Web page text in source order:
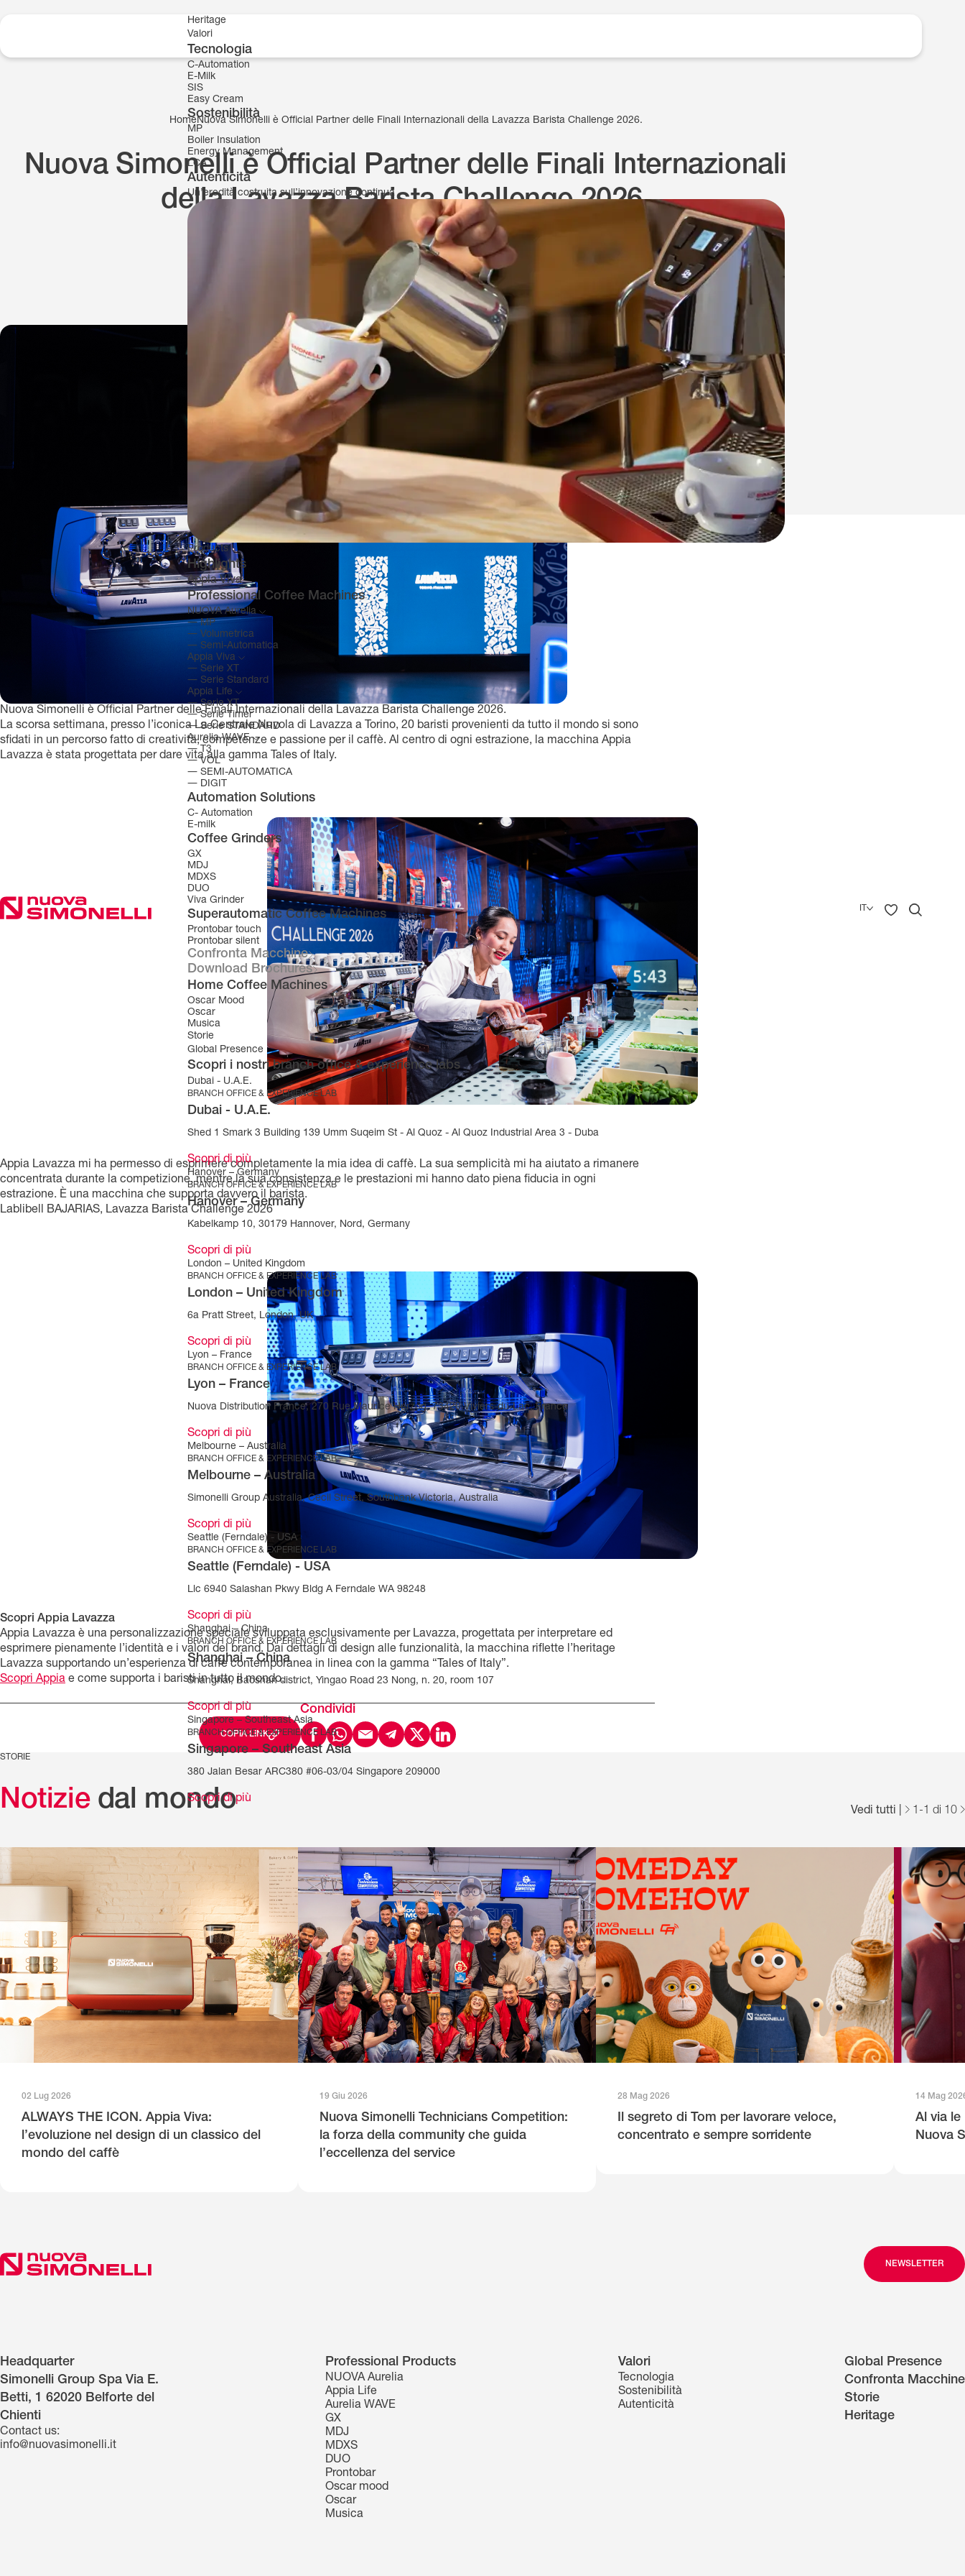
Heritage
Valori
Tecnologia
C-Automation
E-Milk
SIS
Easy Cream
Sostenibilità
MP
Boiler Insulation
Energy Management
LCA
Autenticità
Un’eredità costruita sull’innovazione continua
Products
Highlights
Appia Viva
Professional Coffee Machines
NUOVA Aurelia
―MP
― Volumetrica
― Semi-Automatica
Appia Viva
― Serie XT
― Serie Standard
Appia Life
―Serie XT
―Serie Timer
―Serie STANDARD
Aurelia WAVE
―T3
―VOL
― SEMI-AUTOMATICA
― DIGIT
Automation Solutions
C- Automation
E-milk
Coffee Grinders
GX
MDJ
MDXS
DUO
Viva Grinder
Superautomatic Coffee Machines
Prontobar touch
Prontobar silent
Confronta Macchine
Download Brochures
Home Coffee Machines
Oscar Mood
Oscar
Musica
Storie
Global Presence
Scopri i nostri branch office & experience labs
Dubai - U.A.E.
BRANCH OFFICE & EXPERIENCE LAB
Dubai - U.A.E.
Shed 1 Smark 3 Building 139 Umm Suqeim St - Al Quoz - Al Quoz Industrial Area 3 - Duba
Scopri di più
Hanover – Germany
BRANCH OFFICE & EXPERIENCE LAB
Hanover – Germany
Kabelkamp 10, 30179 Hannover, Nord, Germany
Scopri di più
London – United Kingdom
BRANCH OFFICE & EXPERIENCE LAB
London – United Kingdom
6a Pratt Street, London, UK
Scopri di più
Lyon – France
BRANCH OFFICE & EXPERIENCE LAB
Lyon – France
Nuova Distribution France, 270 Rue Maurice Herzog, 73420 Viviers-du-Lac, France
Scopri di più
Melbourne – Australia
BRANCH OFFICE & EXPERIENCE LAB
Melbourne – Australia
Simonelli Group Australia, Cecil Street, Southbank Victoria, Australia
Scopri di più
Seattle (Ferndale) - USA
BRANCH OFFICE & EXPERIENCE LAB
Seattle (Ferndale) - USA
Llc 6940 Salashan Pkwy Bldg A Ferndale WA 98248
Scopri di più
Shanghai – China
BRANCH OFFICE & EXPERIENCE LAB
Shanghai – China
Shanghai, Baoshan district, Yingao Road 23 Nong, n. 20, room 107
Scopri di più
Singapore – Southeast Asia
BRANCH OFFICE & EXPERIENCE LAB
Singapore – Southeast Asia
380 Jalan Besar ARC380 #06-03/04 Singapore 209000
Scopri di più
HomeNuova Simonelli è Official Partner delle Finali Internazionali della Lavazza Barista Challenge 2026.
Nuova Simonelli è Official Partner delle Finali Internazionali
della Lavazza Barista Challenge 2026.
2 Aprile 2026
Nuova Simonelli è Official Partner delle Finali Internazionali della Lavazza Barista Challenge 2026.
La scorsa settimana, presso l’iconica La Centrale Nuvola di Lavazza a Torino, 20 baristi provenienti da tutto il mondo si sono
sfidati in un percorso fatto di creatività, competenze e passione per il caffè. Al centro di ogni estrazione, la macchina Appia
Lavazza è stata progettata per dare vita alla gamma Tales of Italy.
Appia Lavazza mi ha permesso di esprimere completamente la mia idea di caffè. La sua semplicità mi ha aiutato a rimanere
concentrata durante la competizione, mentre la sua consistenza e le prestazioni mi hanno dato piena fiducia in ogni
estrazione. È una macchina che supporta davvero il barista.
Lablibell BAJARIAS, Lavazza Barista Challenge 2026
Scopri Appia Lavazza
Appia Lavazza è una personalizzazione speciale sviluppata esclusivamente per Lavazza, progettata per interpretare ed
esprimere pienamente l’identità e i valori del brand. Dai dettagli di design alle funzionalità, la macchina riflette l’heritage
Lavazza supportando un’esperienza di caffè contemporanea in linea con la gamma “Tales of Italy”.
Scopri Appia e come supporta i baristi in tutto il mondo.
Condividi
COPIA LINK
STORIE
Notiziedal mondo Vedi tutti 1 - 1 di 10
02 Lug 2026
ALWAYS THE ICON. Appia Viva:
l’evoluzione nel design di un classico del
mondo del caffè
19 Giu 2026
Nuova Simonelli Technicians Competition:
la forza della community che guida
l’eccellenza del service
28 Mag 2026
Il segreto di Tom per lavorare veloce,
concentrato e sempre sorridente
14 Mag
Al via le
Nuova
NEWSLETTER
Headquarter
Simonelli Group Spa Via E.
Betti, 1 62020 Belforte del
Chienti
Contact us:
info@nuovasimonelli.it
Professional Products
NUOVA Aurelia
Appia Life
Aurelia WAVE
GX
MDJ
MDXS
DUO
Prontobar
Oscar mood
Oscar
Musica
Valori
Tecnologia
Sostenibilità
Autenticità
Global Presence
Confronta Macchine
Storie
Heritage